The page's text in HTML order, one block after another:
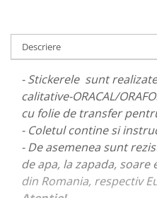
STICKERE CRĂCIUN
STICKERE GEAM MIC
STICKERE JDM
STICKERE PENTRU CAPOTA
STICKERE PENTRU LATERALE
STICKERE PERSONALIZATE
Descriere
- Stickerele sunt
calitative-ORACAL/
cu folie de transfer
- Coletul contine si
- De asemenea sunt
de apa, la zapada,
din Romania, respectiv